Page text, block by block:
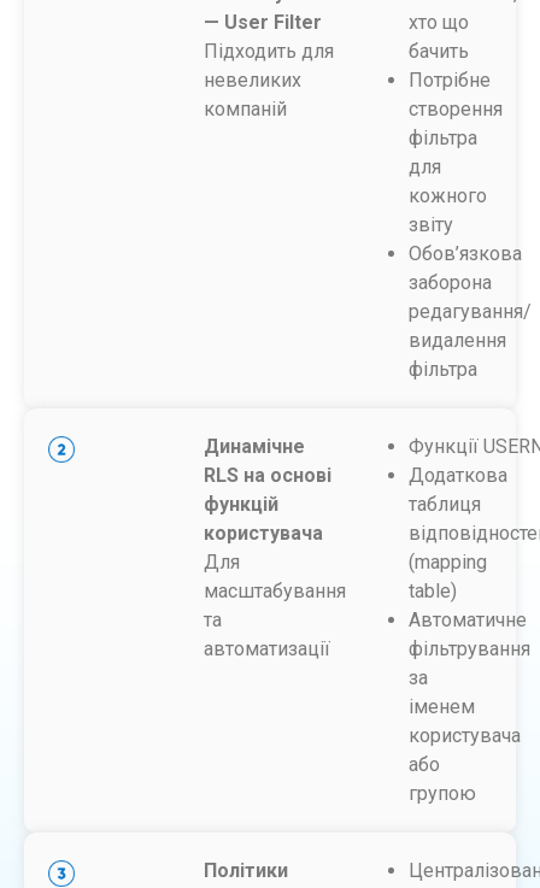
— User Filter
Підходить для
невеликих
компаній
хто що
бачить
Потрібне
створення
фільтра
для
кожного
звіту
Обов’язкова
заборона
редагування/
видалення
фільтра
Динамічне
RLS на основі
функцій
користувача
Для
масштабування
та
автоматизації
Функції
Додаткова
таблиця
(mapping
table)
Автоматичне
фільтрування
за
іменем
користувача
або
групою
Політики